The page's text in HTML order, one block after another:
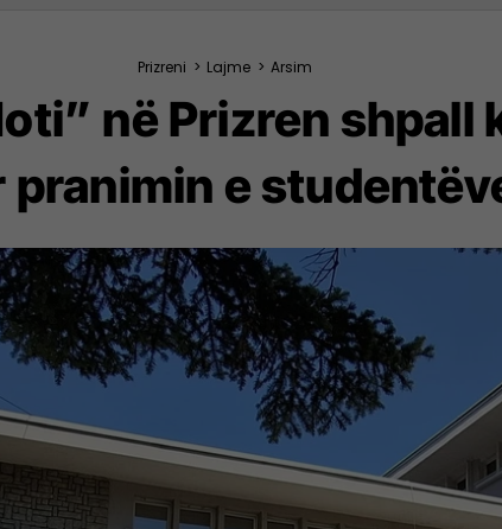
Prizreni > Lajme > Arsim
në Prizren
pranimin e